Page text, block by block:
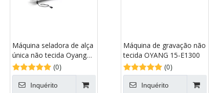
Máquina seladora de alça
única não tecida Oyang
15-ONL-G700(0)
Inquérito
Máquina de gravação não
tecida OYANG 15-E1300
(0)
Inquérito